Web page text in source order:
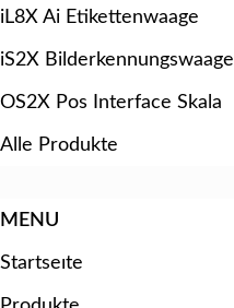
iL8X Ai Etikettenwaage
iS2X Bilderkennungswaage
OS2X Pos Interface Skala
Alle Produkte
MENU
Startseıte